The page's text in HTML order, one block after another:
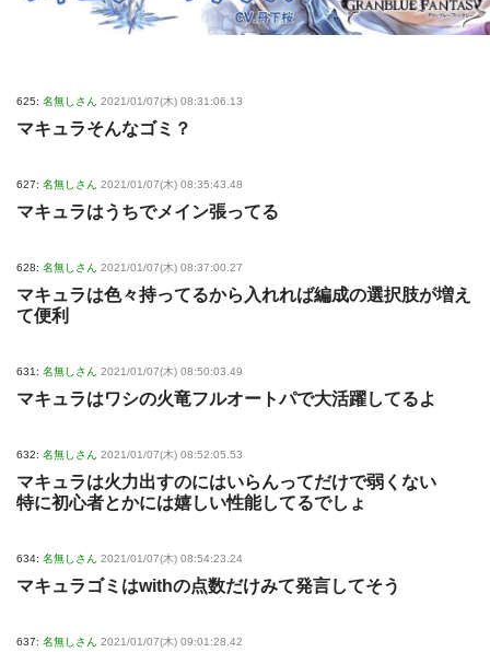
625: 名無しさん 2021/01/07(木) 08:31:06.13
マキュラそんなゴミ？
627: 名無しさん 2021/01/07(木) 08:35:43.48
マキュラはうちでメイン張ってる
628: 名無しさん 2021/01/07(木) 08:37:00.27
マキュラは色々持ってるから入れれば編成の選択肢が増え
て便利
631: 名無しさん 2021/01/07(木) 08:50:03.49
マキュラはワシの火竜フルオートパで大活躍してるよ
632: 名無しさん 2021/01/07(木) 08:52:05.53
マキュラは火力出すのにはいらんってだけで弱くない
特に初心者とかには嬉しい性能してるでしょ
634: 名無しさん 2021/01/07(木) 08:54:23.24
マキュラゴミはwithの点数だけみて発言してそう
637: 名無しさん 2021/01/07(木) 09:01:28.42